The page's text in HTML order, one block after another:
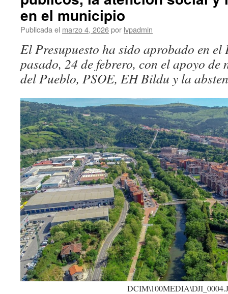
en el municipio
Publicada el marzo 4, 2026por lvpadmin
El Presupuesto ha sido aprobado en el
pasado, 24 de febrero, con el apoyo de
del Pueblo, PSOE, EH Bildu y la